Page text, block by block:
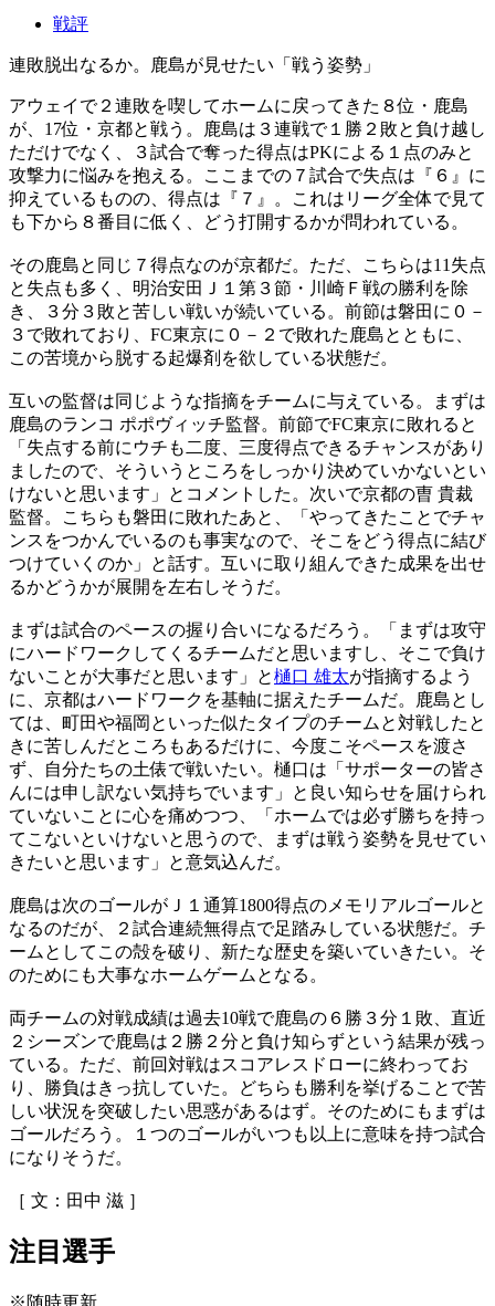
戦評
連敗脱出なるか。鹿島が見せたい「戦う姿勢」
アウェイで２連敗を喫してホームに戻ってきた８位・鹿島
が、17位・京都と戦う。鹿島は３連戦で１勝２敗と負け越し
ただけでなく、３試合で奪った得点はPKによる１点のみと
攻撃力に悩みを抱える。ここまでの７試合で失点は『６』に
抑えているものの、得点は『７』。これはリーグ全体で見て
も下から８番目に低く、どう打開するかが問われている。
その鹿島と同じ７得点なのが京都だ。ただ、こちらは11失点
と失点も多く、明治安田Ｊ１第３節・川崎Ｆ戦の勝利を除
き、３分３敗と苦しい戦いが続いている。前節は磐田に０－
３で敗れており、FC東京に０－２で敗れた鹿島とともに、
この苦境から脱する起爆剤を欲している状態だ。
互いの監督は同じような指摘をチームに与えている。まずは
鹿島のランコ ポポヴィッチ監督。前節でFC東京に敗れると
「失点する前にウチも二度、三度得点できるチャンスがあり
ましたので、そういうところをしっかり決めていかないとい
けないと思います」とコメントした。次いで京都の曺 貴裁
監督。こちらも磐田に敗れたあと、「やってきたことでチャ
ンスをつかんでいるのも事実なので、そこをどう得点に結び
つけていくのか」と話す。互いに取り組んできた成果を出せ
るかどうかが展開を左右しそうだ。
まずは試合のペースの握り合いになるだろう。「まずは攻守
にハードワークしてくるチームだと思いますし、そこで負け
ないことが大事だと思います」と樋口 雄太が指摘するよう
に、京都はハードワークを基軸に据えたチームだ。鹿島とし
ては、町田や福岡といった似たタイプのチームと対戦したと
きに苦しんだところもあるだけに、今度こそペースを渡さ
ず、自分たちの土俵で戦いたい。樋口は「サポーターの皆さ
んには申し訳ない気持ちでいます」と良い知らせを届けられ
ていないことに心を痛めつつ、「ホームでは必ず勝ちを持っ
てこないといけないと思うので、まずは戦う姿勢を見せてい
きたいと思います」と意気込んだ。
鹿島は次のゴールがＪ１通算1800得点のメモリアルゴールと
なるのだが、２試合連続無得点で足踏みしている状態だ。チ
ームとしてこの殻を破り、新たな歴史を築いていきたい。そ
のためにも大事なホームゲームとなる。
両チームの対戦成績は過去10戦で鹿島の６勝３分１敗、直近
２シーズンで鹿島は２勝２分と負け知らずという結果が残っ
ている。ただ、前回対戦はスコアレスドローに終わってお
り、勝負はきっ抗していた。どちらも勝利を挙げることで苦
しい状況を突破したい思惑があるはず。そのためにもまずは
ゴールだろう。１つのゴールがいつも以上に意味を持つ試合
になりそうだ。
［ 文：田中 滋 ］
注目選手